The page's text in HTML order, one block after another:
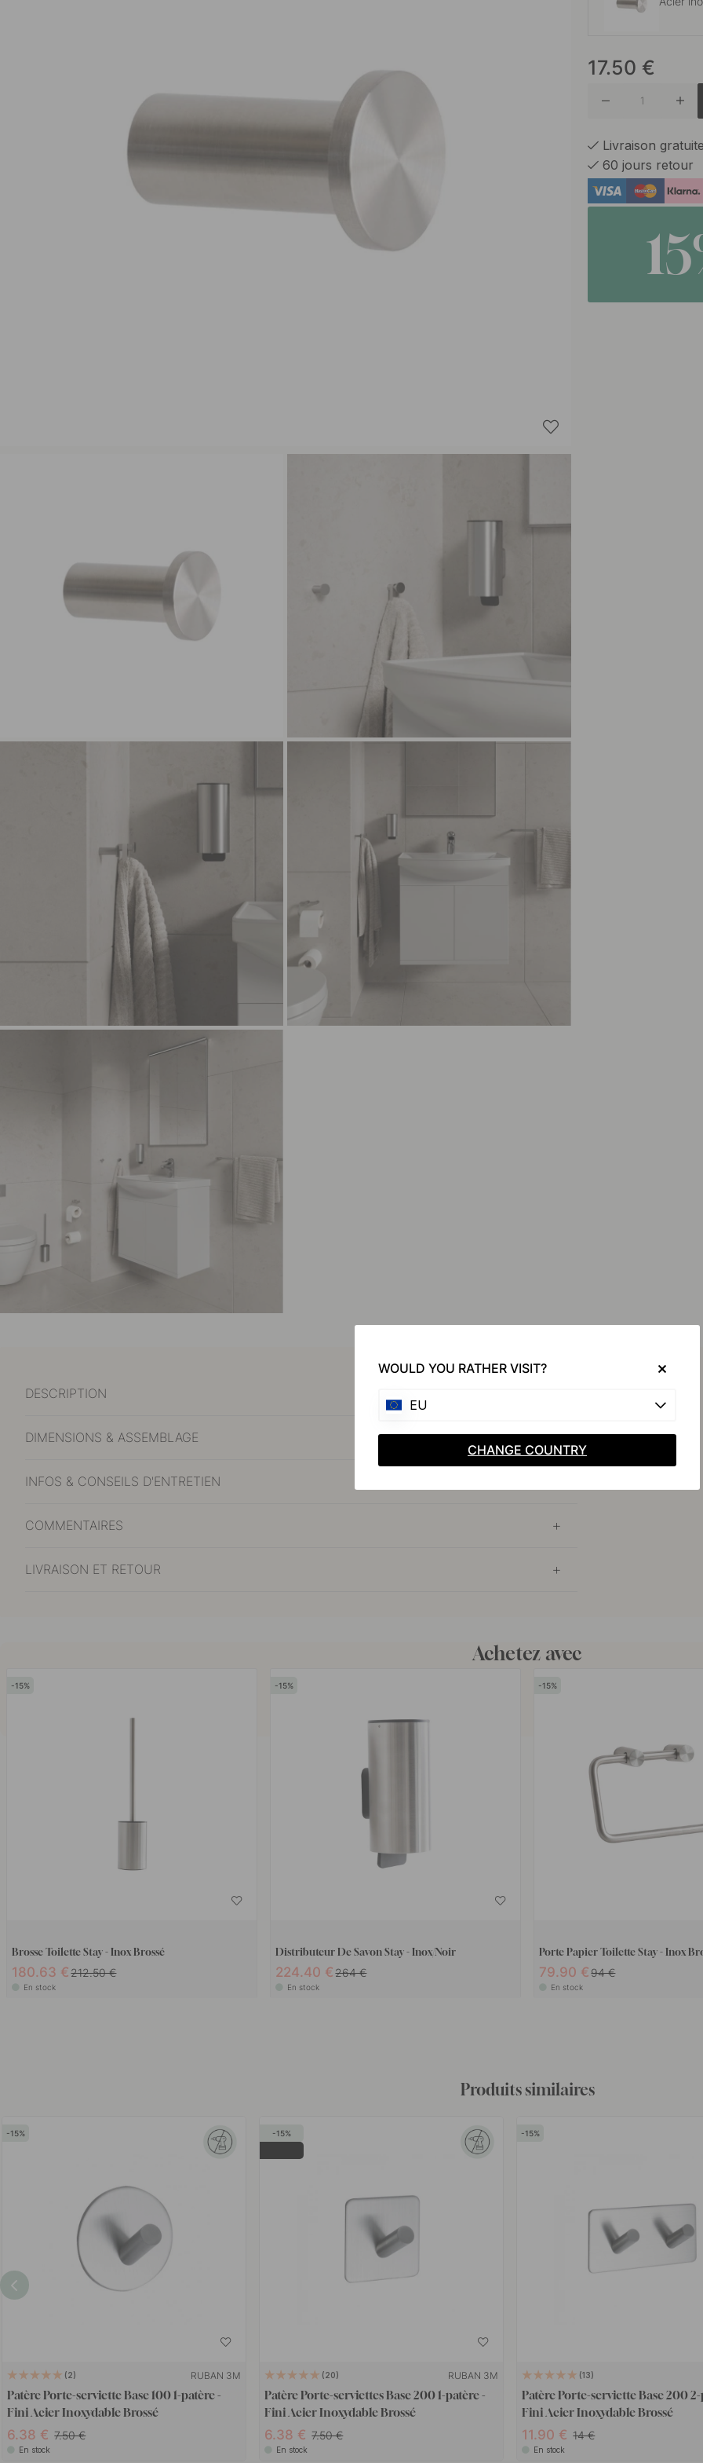
17.50 €
Livraison
60 jours retour
DESCRIPTION
DIMENSIONS & ASSEMBLAGE
INFOS & CONSEILS D'ENTRETIEN
COMMENTAIRES
LIVRAISON ET RETOUR
Achetez avec
15
Brosse Toilette Stay - Inox Brossé
180.63 € 212.50 €
En stock
15
Distributeur De Savon Stay - Inox/Noir
224.40 € 264 €
En stock
15
Porte Papier Toilette Stay - Inox
79.90 € 94 €
En stock
Produits similaires
15
2 RUBAN 3M
Patère Porte-serviette Base 100 1-patère -
Fini Acier Inoxydable Brossé
6.38 7.50
En stock
15
20 RUBAN 3M
Patère Porte-serviettes Base 200 1-patère -
Fini Acier Inoxydable Brossé
6.38 7.50
En stock
15
13
Patère Porte-serviette Base 200
Fini Acier Inoxydable Brossé
11.90 14
En stock
WOULD YOU RATHER VISIT?
EU
CHANGE COUNTRY